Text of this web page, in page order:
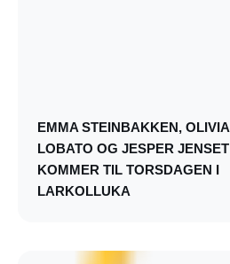
EMMA STEINBAKKEN, OLIVIA
LOBATO OG JESPER JENSET
KOMMER TIL TORSDAGEN I
LARKOLLUKA